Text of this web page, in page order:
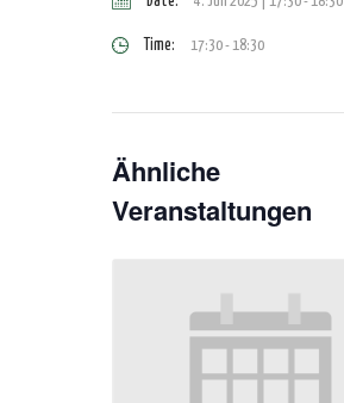
Time: 17:30 - 18:30
Ähnliche
Veranstaltungen